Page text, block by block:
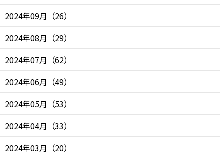
2024年09月 （26）
2024年08月 （29）
2024年07月 （62）
2024年06月 （49）
2024年05月 （53）
2024年04月 （33）
2024年03月 （20）